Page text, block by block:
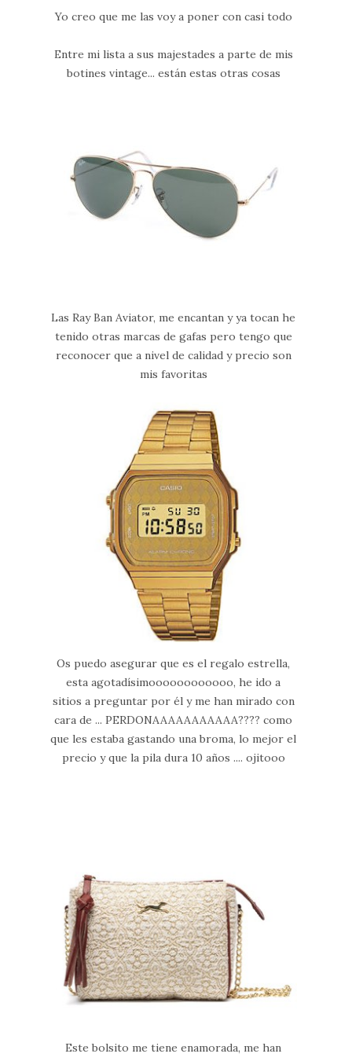
Yo creo que me las voy a poner con casi todo
Entre mi lista a sus majestades a parte de mis
botines vintage... están estas otras cosas
Las Ray Ban Aviator, me encantan y ya tocan he
tenido otras marcas de gafas pero tengo que
reconocer que a nivel de calidad y precio son
mis favoritas
Os puedo asegurar que es el regalo estrella,
esta agotadísimoooooooooooo, he ido a
sitios a preguntar por él y me han mirado con
cara de ... PERDONAAAAAAAAAAA???? como
que les estaba gastando una broma, lo mejor el
precio y que la pila dura 10 años .... ojitooo
Este bolsito me tiene enamorada, me han